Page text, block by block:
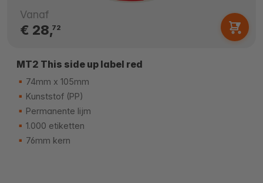
Vanaf
€ 28,72
MT2 This side up label red
74mm x 105mm
Kunststof (PP)
Permanente lijm
1.000 etiketten
76mm kern